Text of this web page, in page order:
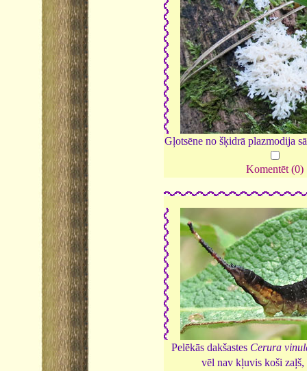
Gļotsēne no šķidrā plazmodija
Komentēt (0)
Pelēkās dakšastes Cerura
vēl nav kļuvis koši zaļš,